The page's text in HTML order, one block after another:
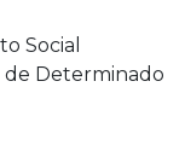
Social
de Determinado